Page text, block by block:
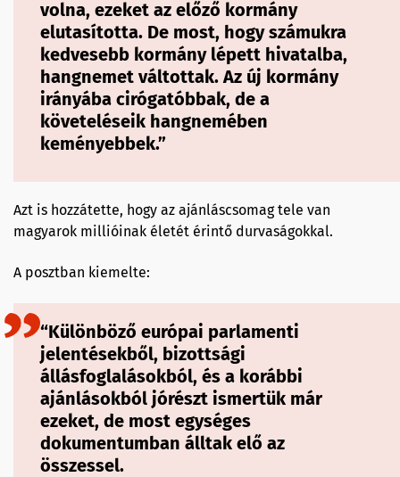
volna, ezeket az előző kormány
elutasította. De most, hogy számukra
kedvesebb kormány lépett hivatalba,
hangnemet váltottak. Az új kormány
irányába cirógatóbbak, de a
követeléseik hangnemében
keményebbek.”
Azt is hozzátette, hogy az ajánláscsomag tele van
magyarok millióinak életét érintő durvaságokkal.
A posztban kiemelte:
“Különböző európai parlamenti
jelentésekből, bizottsági
állásfoglalásokból, és a korábbi
ajánlásokból jórészt ismertük már
ezeket, de most egységes
dokumentumban álltak elő az
összessel.